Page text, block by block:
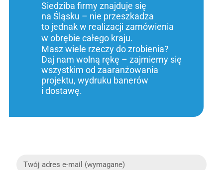
Siedziba firmy znajduje się
na Śląsku – nie przeszkadza
to jednak w realizacji zamówienia
w obrębie całego kraju.
Masz wiele rzeczy do zrobienia?
Daj nam wolną rękę – zajmiemy się
wszystkim od zaaranżowania
projektu, wydruku banerów
i dostawę.